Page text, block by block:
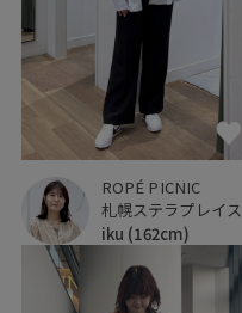
ROPÉ PICNIC
札幌ステラプレイス
iku (162cm)